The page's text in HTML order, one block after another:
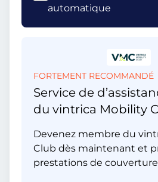
automatique
FORTEMENT RECOMMANDÉ
Service de
du vintrica Mobility
Devenez membre du
Club dès maintenant et
prestations de couverture